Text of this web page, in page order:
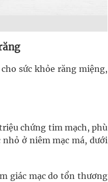
sức khỏe răng miệng,
chứng tim mạch, phù
ở niêm mạc má, dưới
giác mạc do tổn thương